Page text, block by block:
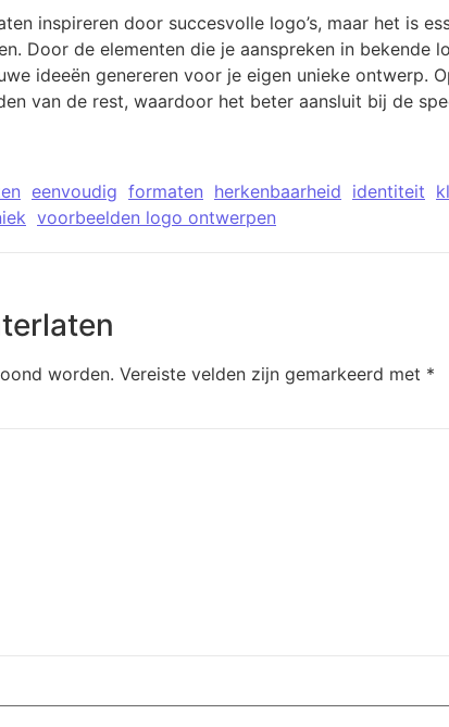
inspireren door succesvolle logo’s, maar het is
Door de elementen die je aanspreken in bekende
ideeën genereren voor je eigen unieke ontwerp.
van de rest, waardoor het beter aansluit bij de
eenvoudig formaten herkenbaarheid identiteit
voorbeelden logo ontwerpen
worden. Vereiste velden zijn gemarkeerd met *